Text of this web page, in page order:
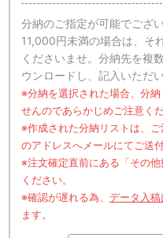
分納のご指定が可能でござ
11,000円未満の場合は、そ
くださいませ。分納先を複
ウンロードし、記入いただ
※分納を選択された場合、分
せんのであらかじめご注意くだ
※作成された分納リストは、
のアドレスへメールにてご送付
※注文確定直前にある「その
ください。
※確認が遅れる為、 データ入稿
ます。